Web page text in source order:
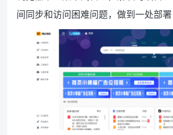
间同步和访问困难问题，做到一处部署